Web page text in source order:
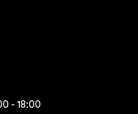
- 18:00